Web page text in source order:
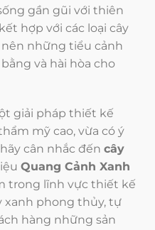
gần gũi với thiên
hợp với các loại cây
nên những tiểu cảnh
và hài hòa cho
giải pháp thiết kế
mỹ cao, vừa có ý
cân nhắc đến cây
Quang Cảnh Xanh
trong lĩnh vực thiết kế
xanh phong thủy, tự
hàng những sản